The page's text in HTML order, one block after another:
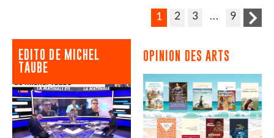
1 2 3 … 9
EDITO DE MICHEL
TAUBE
OPINION DES ARTS